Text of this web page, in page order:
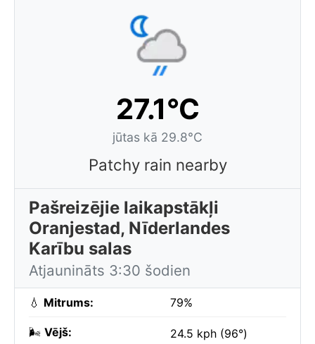
27.1°C
jūtas kā 29.8°C
Patchy rain nearby
Pašreizējie laikapstākļi
Oranjestad, Nīderlandes
Karību salas
Atjaunināts 3:30 šodien
💧 Mitrums: 79%
🌬️ Vējš: 24.5 kph (96°)